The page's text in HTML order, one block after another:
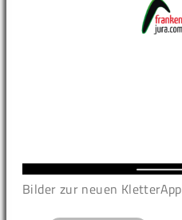
Bilder zur neuen KletterApp